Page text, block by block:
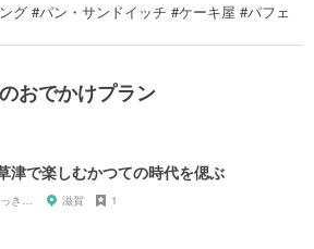
グ #パン・サンドイッチ #ケーキ屋 #パフェ
おでかけプラン
津で楽しむかつての時代を偲ぶ
関西が好っきゃねん 滋賀 1